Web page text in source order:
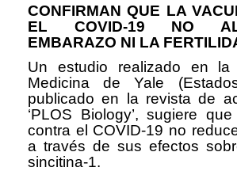
CONFIRMAN QUE LA
EL COVID-19 NO
EMBARAZO NI LA
Un estudio realizado en la
Medicina de Yale
publicado en la revista de
‘PLOS Biology’, sugiere
contra el COVID-19 no
a través de sus efectos
sincitina-1.